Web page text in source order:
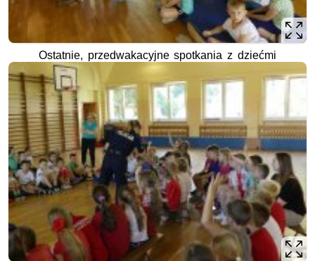
Ostatnie, przedwakacyjne spotkania z dziećmi